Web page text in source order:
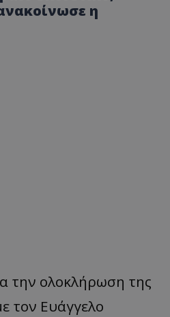
η
την ολοκλήρωση της
τον Ευάγγελο